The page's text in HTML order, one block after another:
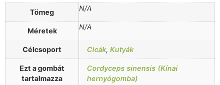
Tömeg N/A
Méretek N/A
Célcsoport Cicák, Kutyák
Ezt a gombát
tartalmazza
Cordyceps sinensis (Kínai
hernyógomba)